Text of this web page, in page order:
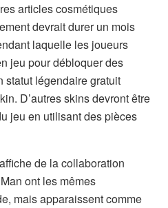
articles cosmétiques
devrait durer un mois
laquelle les joueurs
jeu pour débloquer des
statut légendaire gratuit
D’autres skins devront être
jeu en utilisant des pièces
de la collaboration
ont les mêmes
mais apparaissent comme